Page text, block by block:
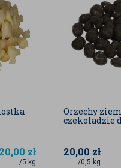
sezam, gorczyca, soja,
SO2 (dwutlenek
od aktualnej partii.
różnić się nieco, w
jak również mogą być danymi
zł
/5 kg
Orzechy
czekoladzie
20,00 zł
/0,5 kg